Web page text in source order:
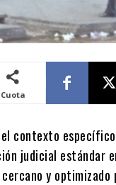
Cuota
contexto
judicial estándar
y optimizado